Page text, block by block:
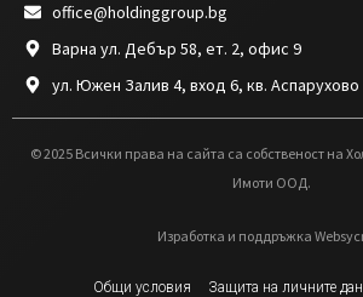
office@holdinggroup.bg
Варна ул. Дебър 58, ет. 2, офис 9
ул. Южен Залив 4, вход 6, кв. Аспарухово
© 2025 Всички права на сайта са собственост на
Имоти ООД.
Изработка и поддръжка
Общи условия Защита на личните